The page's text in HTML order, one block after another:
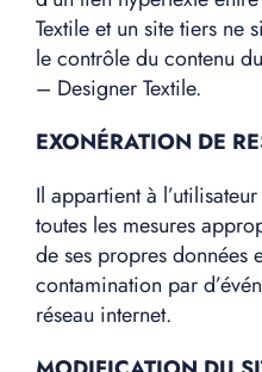
Textile et un site tiers ne
le contrôle du contenu
– Designer Textile.
EXONÉRATION DE
Il appartient à
toutes les mesures
de ses propres
contamination par
réseau internet.